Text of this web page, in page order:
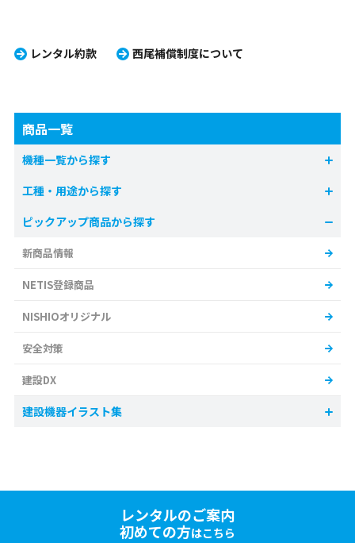
レンタル約款 西尾補償制度について
商品一覧
機種一覧から探す
工種・用途から探す
ピックアップ商品から探す
新商品情報
NETIS登録商品
NISHIOオリジナル
安全対策
建設DX
建設機器イラスト集
レンタルのご案内
初めての方はこちら